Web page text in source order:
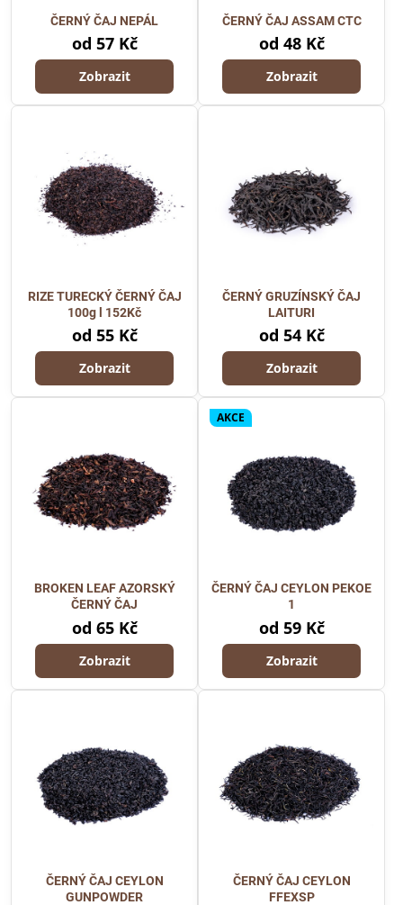
ČERNÝ ČAJ NEPÁL
od 57 Kč
Zobrazit
ČERNÝ ČAJ ASSAM CTC
od 48 Kč
Zobrazit
RIZE TURECKÝ ČERNÝ ČAJ
100g l 152Kč
od 55 Kč
Zobrazit
ČERNÝ GRUZÍNSKÝ ČAJ
LAITURI
od 54 Kč
Zobrazit
BROKEN LEAF AZORSKÝ
ČERNÝ ČAJ
od 65 Kč
Zobrazit
AKCE
ČERNÝ ČAJ CEYLON PEKOE
1
od 59 Kč
Zobrazit
ČERNÝ ČAJ CEYLON
GUNPOWDER
ČERNÝ ČAJ CEYLON
FFEXSP